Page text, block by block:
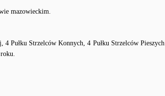
mazowieckim.
Pułku Strzelców Konnych, 4 Pułku Strzelców Pieszych